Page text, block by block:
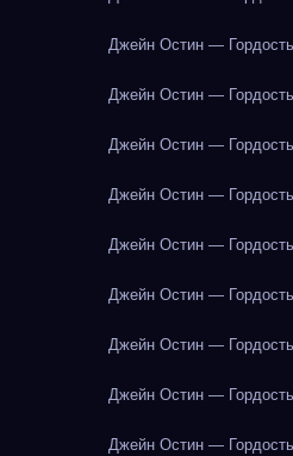
Джейн Остин —
Джейн Остин —
Джейн Остин —
Джейн Остин —
Джейн Остин —
Джейн Остин —
Джейн Остин —
Джейн Остин —
Джейн Остин —